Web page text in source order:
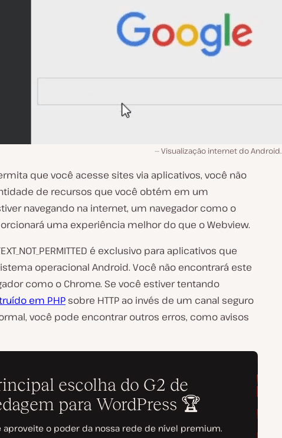
Visualização internet do Android.
que você acesse sites via aplicativos, você não
de recursos que você obtém em um
navegando na internet, um navegador como o
uma experiência melhor do que o Webview.
é exclusivo para aplicativos que
operacional Android. Você não encontrará este
como o Chrome. Se você estiver tentando
em PHP sobre HTTP ao invés de um canal seguro
você pode encontrar outros erros, como avisos